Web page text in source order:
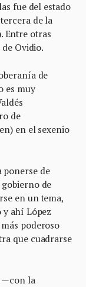
fue del estado
de la
Entre otras
Ovidio.
de
es muy
de
en el sexenio
ponerse de
de
en un tema,
y ahí López
poderoso
que cuadrarse
—con la